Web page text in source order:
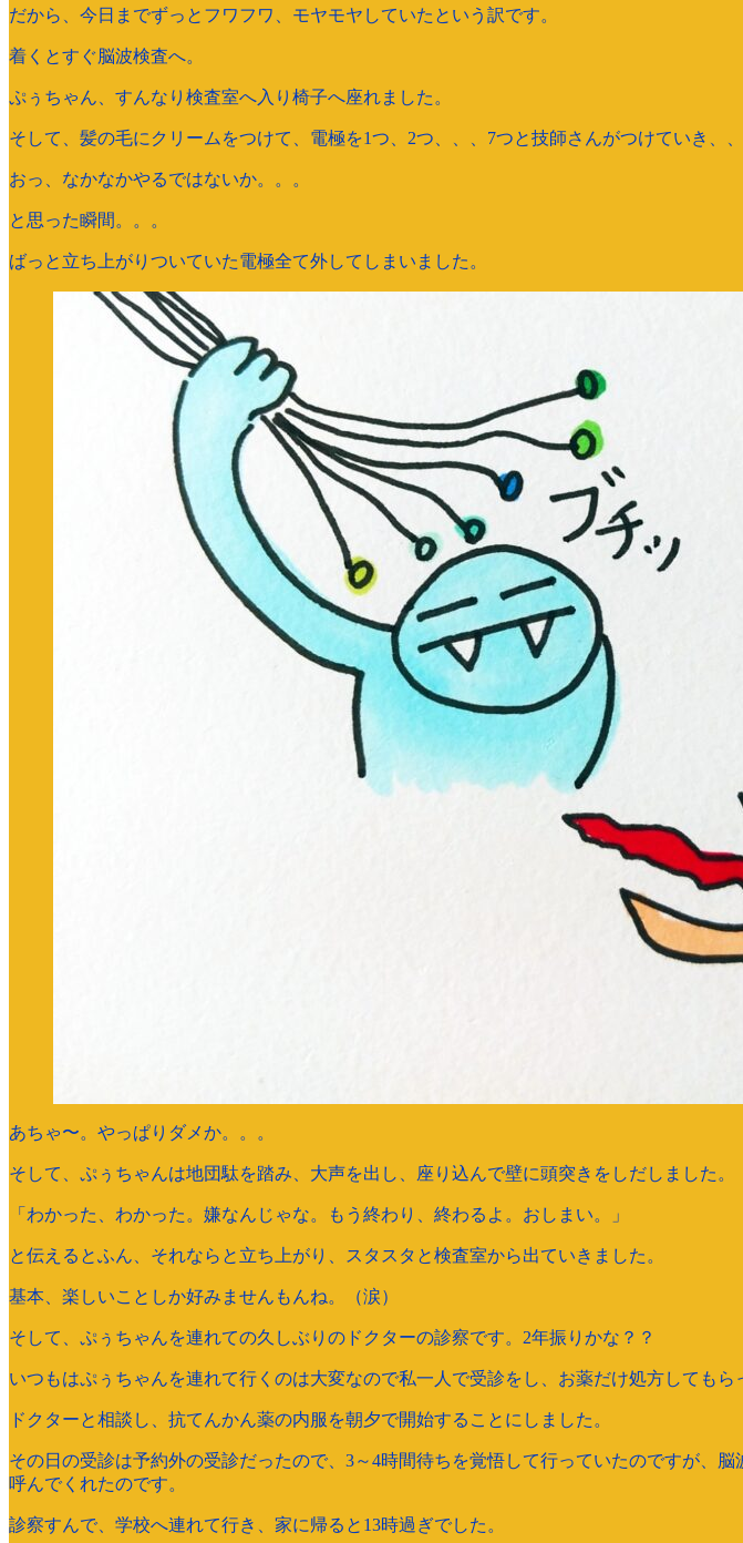
だから、今日までずっとフワフワ、モヤモヤしていたという訳です。
着くとすぐ脳波検査へ。
ぷぅちゃん、すんなり検査室へ入り椅子へ座れました。
そして、髪の毛にクリームをつけて、電極を1つ、2つ、、、7つと技師さんがつけていき、、
おっ、なかなかやるではないか。。。
と思った瞬間。。。
ばっと立ち上がりついていた電極全て外してしまいました。
あちゃ〜。やっぱりダメか。。。
そして、ぷぅちゃんは地団駄を踏み、大声を出し、座り込んで壁に頭突きをしだしました。
「わかった、わかった。嫌なんじゃな。もう終わり、終わるよ。おしまい。」
と伝えるとふん、それならと立ち上がり、スタスタと検査室から出ていきました。
基本、楽しいことしか好みませんもんね。（涙）
そして、ぷぅちゃんを連れての久しぶりのドクターの診察です。2年振りかな？？
いつもはぷぅちゃんを連れて行くのは大変なので私一人で受診をし、お薬だけ処方してもら
ドクターと相談し、抗てんかん薬の内服を朝夕で開始することにしました。
その日の受診は予約外の受診だったので、3～4時間待ちを覚悟して行っていたのですが、
呼んでくれたのです。
診察すんで、学校へ連れて行き、家に帰ると13時過ぎでした。